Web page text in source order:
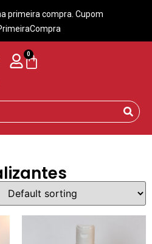
primeira compra. Cupom
0